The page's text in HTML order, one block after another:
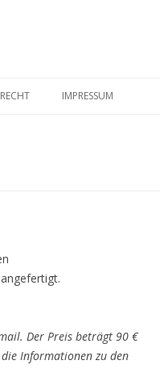
Inhalt
IMPRESSUM
Der Preis beträgt 90 €
Informationen zu den